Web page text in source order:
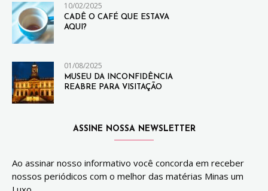
10/02/2025
CADÊ O CAFÉ QUE ESTAVA
AQUI?
01/08/2025
MUSEU DA INCONFIDÊNCIA
REABRE PARA VISITAÇÃO
ASSINE NOSSA NEWSLETTER
Ao assinar nosso informativo você concorda em receber
nossos periódicos com o melhor das matérias Minas um